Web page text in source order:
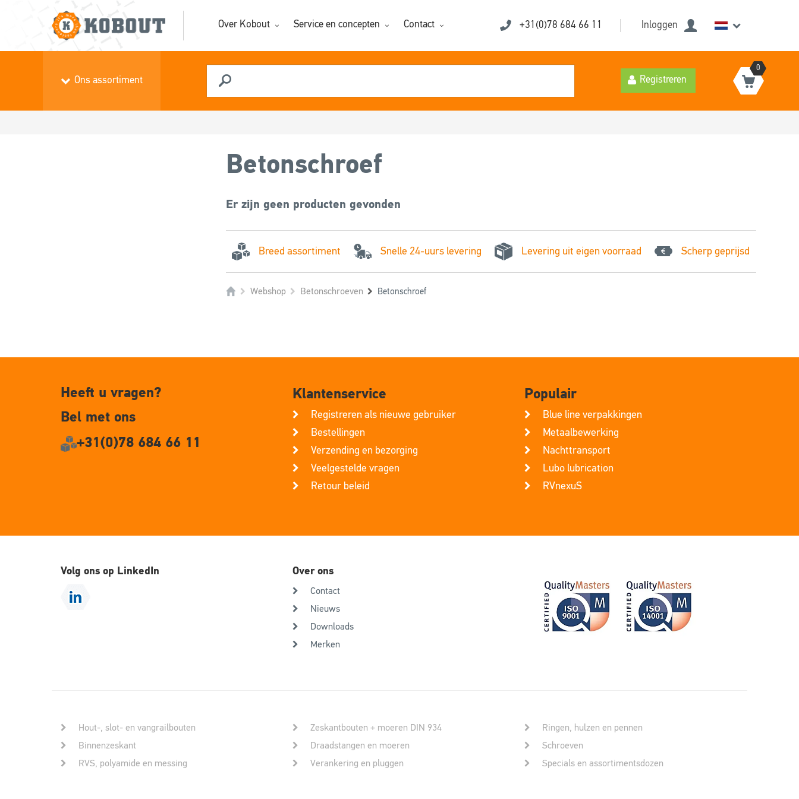
Over Kobout Service en concepten Contact +31(0)78 684 66 11 Inloggen
Ons assortiment Registreren
0
Betonschroef
Er zijn geen producten gevonden
Breed assortiment Snelle 24-uurs levering Levering uit eigen voorraad Scherp geprijsd
Webshop Betonschroeven Betonschroef
Heeft u vragen?
Bel met ons
+31(0)78 684 66 11
Klantenservice
Registreren als nieuwe gebruiker
Bestellingen
Verzending en bezorging
Veelgestelde vragen
Retour beleid
Populair
Blue line verpakkingen
Metaalbewerking
Nachttransport
Lubo lubrication
RVnexuS
Volg ons op LinkedIn Over ons
Contact
Nieuws
Downloads
Merken
Hout-, slot- en vangrailbouten
Binnenzeskant
RVS, polyamide en messing
Zeskantbouten + moeren DIN 934
Draadstangen en moeren
Verankering en pluggen
Ringen, hulzen en pennen
Schroeven
Specials en assortimentsdozen